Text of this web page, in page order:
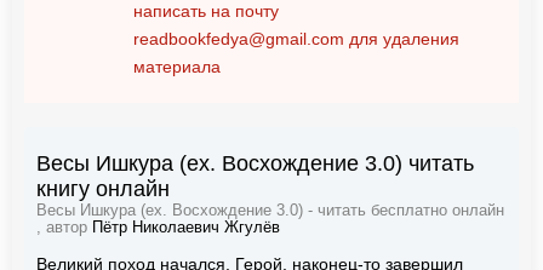
написать на почту
readbookfedya@gmail.com для удаления
материала
Весы Ишкура (ex. Восхождение 3.0) читать
книгу онлайн
Весы Ишкура (ex. Восхождение 3.0) - читать бесплатно онлайн
, автор
Пётр Николаевич Жгулёв
Великий поход начался. Герой, наконец-то завершил